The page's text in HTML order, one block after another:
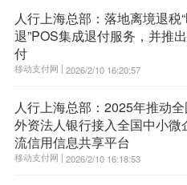
人行上海总部：落地离境退税
退”POS集成退付服务，并推
付
移动支付网 | 2026/2/10 16:20:57
人行上海总部：2025年推动
外资法人银行接入全国中小微
流信用信息共享平台
移动支付网 | 2026/2/10 16:18:53